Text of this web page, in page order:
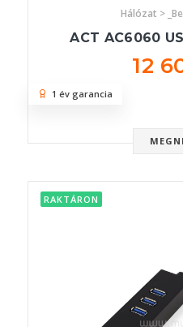
Hálózat >
ACT AC6060
12
1 év garancia
RAKTÁRON